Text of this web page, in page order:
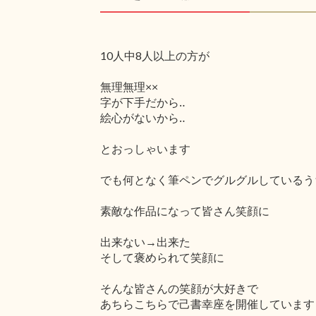
10人中8人以上の方が
無理無理××
字が下手だから‥
絵心がないから‥
とおっしゃいます
でも何となく筆ペンでグルグルしている
素敵な作品になって皆さん笑顔に
出来ない→出来た
そして褒められて笑顔に
そんな皆さんの笑顔が大好きで
あちらこちらで己書幸座を開催しています